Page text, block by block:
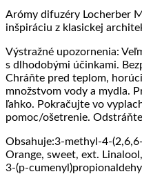
Arómy difuzéry Locherber
inšpiráciu z klasickej
Výstražné upozornenia:
s dlhodobými účinkami.
Chráňte pred teplom,
množstvom vody a mydla.
ľahko. Pokračujte vo
pomoc/ošetrenie.
Obsahuje:3-methyl-4-
Orange, sweet, ext.
3-(p-